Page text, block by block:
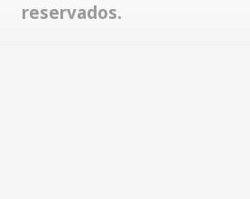
reservados.